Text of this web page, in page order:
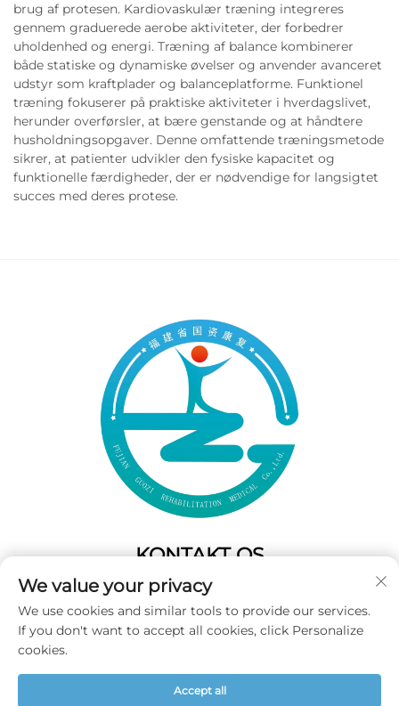
brug af protesen. Kardiovaskulær træning integreres
gennem graduerede aerobe aktiviteter, der forbedrer
uholdenhed og energi. Træning af balance kombinerer
både statiske og dynamiske øvelser og anvender avanceret
udstyr som kraftplader og balanceplatforme. Funktionel
træning fokuserer på praktiske aktiviteter i hverdagslivet,
herunder overførsler, at bære genstande og at håndtere
husholdningsopgaver. Denne omfattende træningsmetode
sikrer, at patienter udvikler den fysiske kapacitet og
funktionelle færdigheder, der er nødvendige for langsigtet
succes med deres protese.
KONTAKT OS
Add: 50 Gaofeng South Lane,West GateFuzhou,Fujian,Kina
Tel:+86-19859128239
E-mail:
We value your privacy
We use cookies and similar tools to provide our services.
If you don't want to accept all cookies, click Personalize
cookies.
Accept all